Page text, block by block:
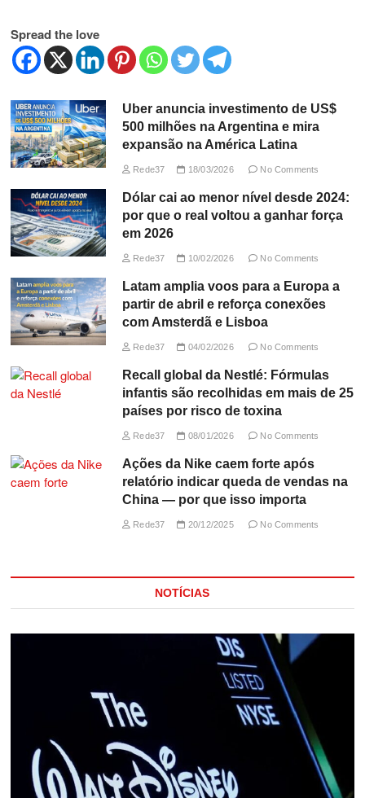
Spread the love
Uber anuncia investimento de US$
500 milhões na Argentina e mira
expansão na América Latina
Rede37 18/03/2026 No Comments
Dólar cai ao menor nível desde 2024:
por que o real voltou a ganhar força
em 2026
Rede37 10/02/2026 No Comments
Latam amplia voos para a Europa a
partir de abril e reforça conexões
com Amsterdã e Lisboa
Rede37 04/02/2026 No Comments
Recall global da Nestlé: Fórmulas
infantis são recolhidas em mais de 25
países por risco de toxina
Rede37 08/01/2026 No Comments
Ações da Nike caem forte após
relatório indicar queda de vendas na
China — por que isso importa
Rede37 20/12/2025 No Comments
NOTÍCIAS